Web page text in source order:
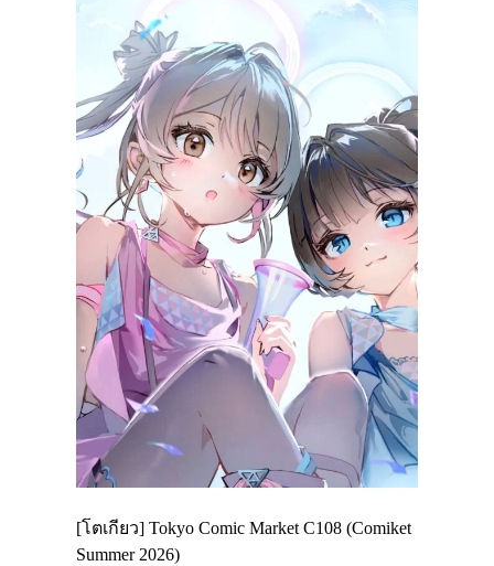
[โตเกียว] Tokyo Comic Market C108 (Comiket
Summer 2026)